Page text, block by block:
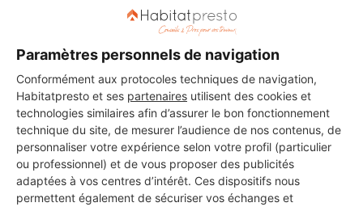
Paramètres personnels de navigation
Conformément aux protocoles techniques de navigation,
Habitatpresto et ses partenaires utilisent des cookies et
technologies similaires afin d’assurer le bon fonctionnement
technique du site, de mesurer l’audience de nos contenus, de
personnaliser votre expérience selon votre profil (particulier
ou professionnel) et de vous proposer des publicités
adaptées à vos centres d’intérêt. Ces dispositifs nous
permettent également de sécuriser vos échanges et